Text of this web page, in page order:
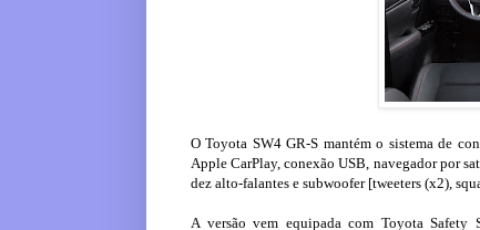
O Toyota SW4 GR-S mantém o sistema de
Apple CarPlay, conexão USB, navegador por
dez alto-falantes e subwoofer [tweeters (x2),
A versão vem equipada com Toyota Safety